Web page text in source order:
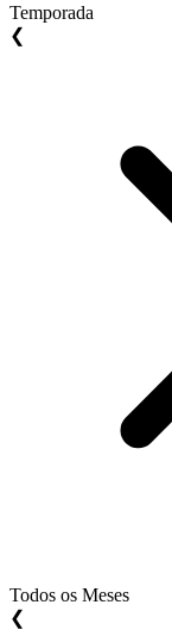
Temporada
❮
Todos os Meses
❮